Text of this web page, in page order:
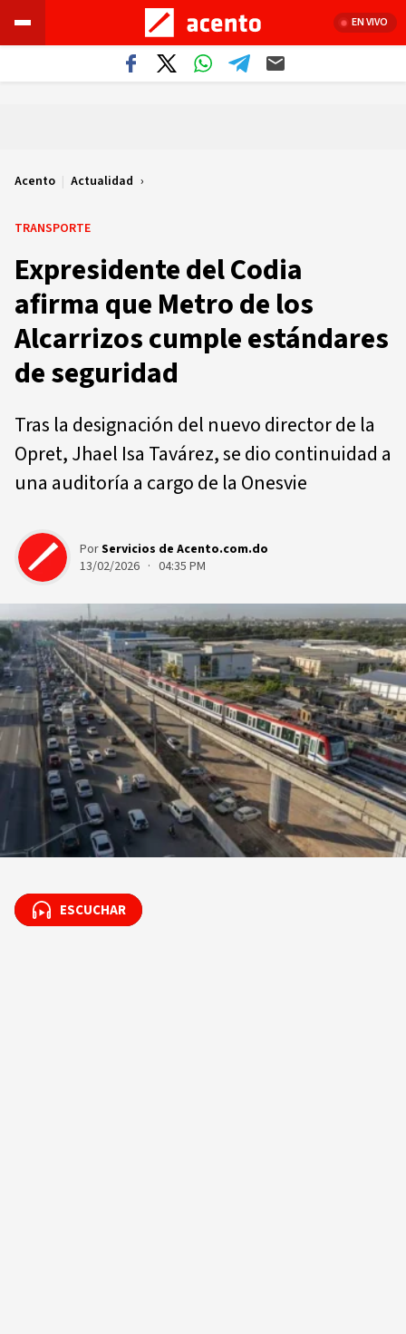
EN VIVO
Acento | Actualidad
TRANSPORTE
Expresidente del Codia
afirma que Metro de los
Alcarrizos cumple estándares
de seguridad
Tras la designación del nuevo director de la
Opret, Jhael Isa Tavárez, se dio continuidad a
una auditoría a cargo de la Onesvie
PorServicios de Acento.com.do
13/02/2026 · 04:35 PM
ESCUCHAR
ESCUCHAR